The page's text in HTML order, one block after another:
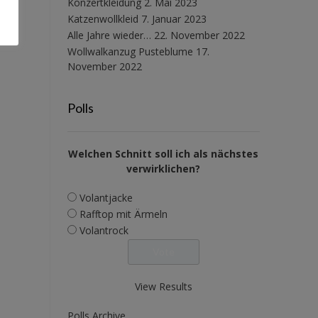
Katzenwollkleid 7. Januar 2023
Alle Jahre wieder… 22. November 2022
Wollwalkanzug Pusteblume 17.
November 2022
Polls
Welchen Schnitt soll ich als nächstes
verwirklichen?
Volantjacke
Rafftop mit Ärmeln
Volantrock
View Results